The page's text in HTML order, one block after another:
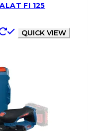
FI 125
QUICK VIEW